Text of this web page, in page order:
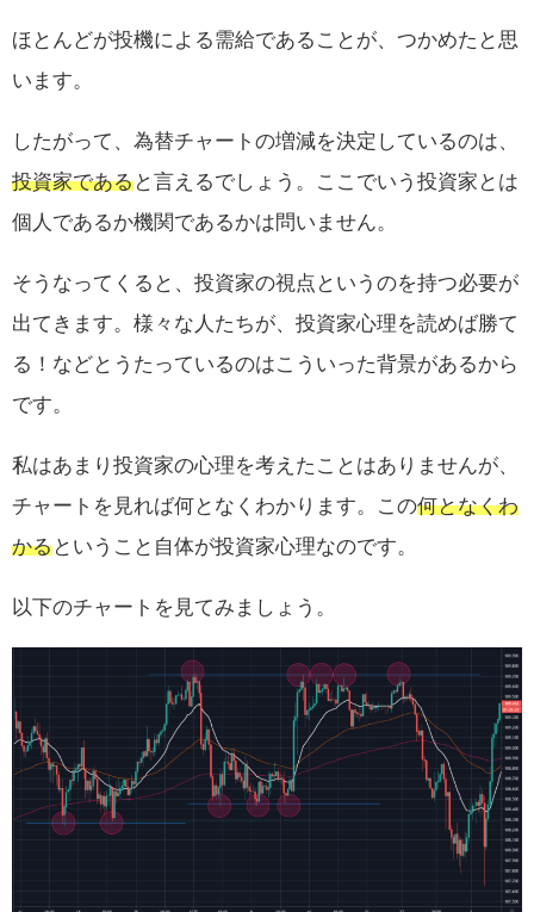
ほとんどが投機による需給であることが、つかめたと思
います。
したがって、為替チャートの増減を決定しているのは、
投資家であると言えるでしょう。ここでいう投資家とは
個人であるか機関であるかは問いません。
そうなってくると、投資家の視点というのを持つ必要が
出てきます。様々な人たちが、投資家心理を読めば勝て
る！などとうたっているのはこういった背景があるから
です。
私はあまり投資家の心理を考えたことはありませんが、
チャートを見れば何となくわかります。この何となくわ
かるということ自体が投資家心理なのです。
以下のチャートを見てみましょう。